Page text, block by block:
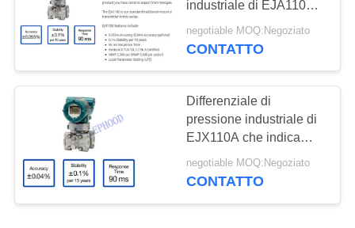
valvola azionata
pneumatica
industriale di EJA110E
per la misura livellata
negotiable MOQ:Negoziato
CONTATTO
Differenziale di
pressione industriale di
EJX110A che indica
trasmettitore per la
misura livellata
negotiable MOQ:Negoziato
CONTATTO